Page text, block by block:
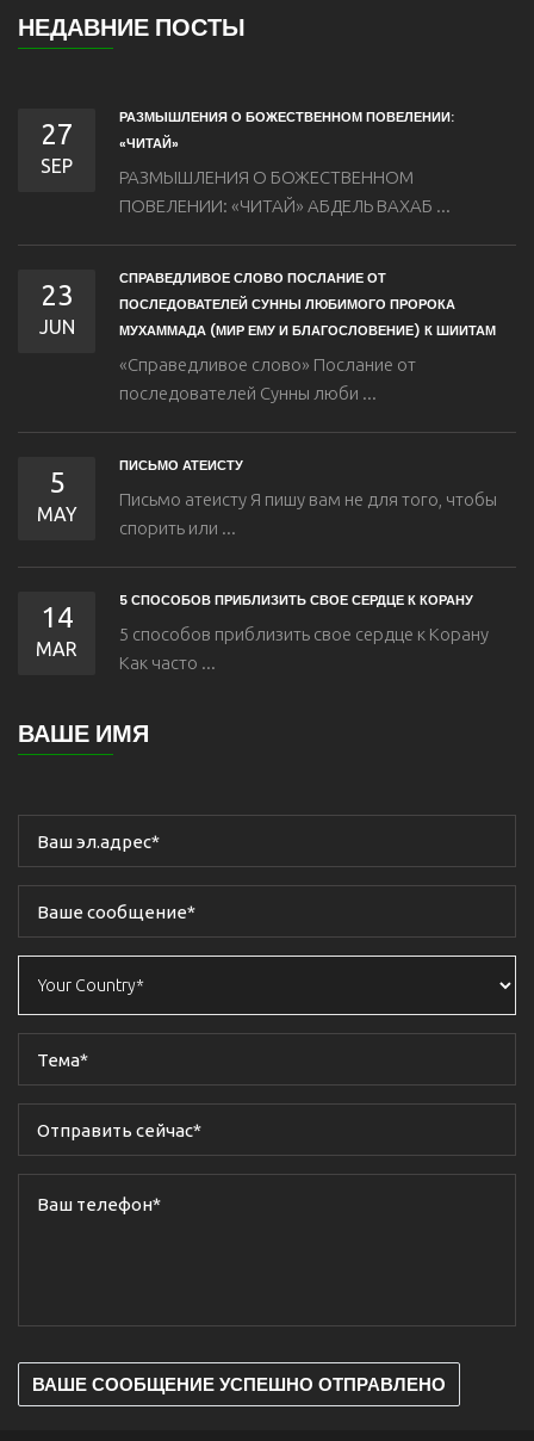
НЕДАВНИЕ ПОСТЫ
27
SEP
РАЗМЫШЛЕНИЯ О БОЖЕСТВЕННОМ ПОВЕЛЕНИИ:
«ЧИТАЙ»
РАЗМЫШЛЕНИЯ О БОЖЕСТВЕННОМ
ПОВЕЛЕНИИ: «ЧИТАЙ» АБДЕЛЬ ВАХАБ ...
23
JUN
СПРАВЕДЛИВОЕ СЛОВО ПОСЛАНИЕ ОТ
ПОСЛЕДОВАТЕЛЕЙ СУННЫ ЛЮБИМОГО ПРОРОКА
МУХАММАДА (МИР ЕМУ И БЛАГОСЛОВЕНИЕ) К ШИИТАМ
«Справедливое слово» Послание от
последователей Сунны люби ...
5
MAY
ПИСЬМО АТЕИСТУ
Письмо атеисту Я пишу вам не для того, чтобы
спорить или ...
14
MAR
5 СПОСОБОВ ПРИБЛИЗИТЬ СВОЕ СЕРДЦЕ К КОРАНУ
5 способов приблизить свое сердце к Корану
Как часто ...
ВАШЕ ИМЯ
ВАШЕ СООБЩЕНИЕ УСПЕШНО ОТПРАВЛЕНО